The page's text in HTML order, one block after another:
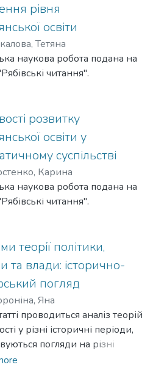
рівня
освіти
Тетяна
наукова робота подана на
читання".
розвитку
освіти у
суспільстві
Карина
наукова робота подана на
читання".
теорії політики,
та влади: історично-
погляд
Яна
проводиться аналіз теорій
у різні історичні періоди,
погляди на різні
управління та